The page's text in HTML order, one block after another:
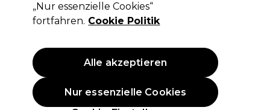
5,05 €ohne MwSt.
(PROFI-PREIS)
6,01 €inkl. MwSt.)| 5.05 € pro 100ml
ANGEBOT
„Nur essenzielle Cookies“
fortfahren. Cookie Politik
Nur essenzielle Cookies
Alle akzeptieren